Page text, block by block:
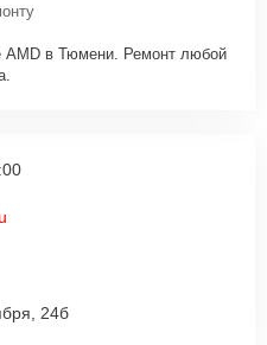
AMD в Тюмени. Ремонт любой
24б